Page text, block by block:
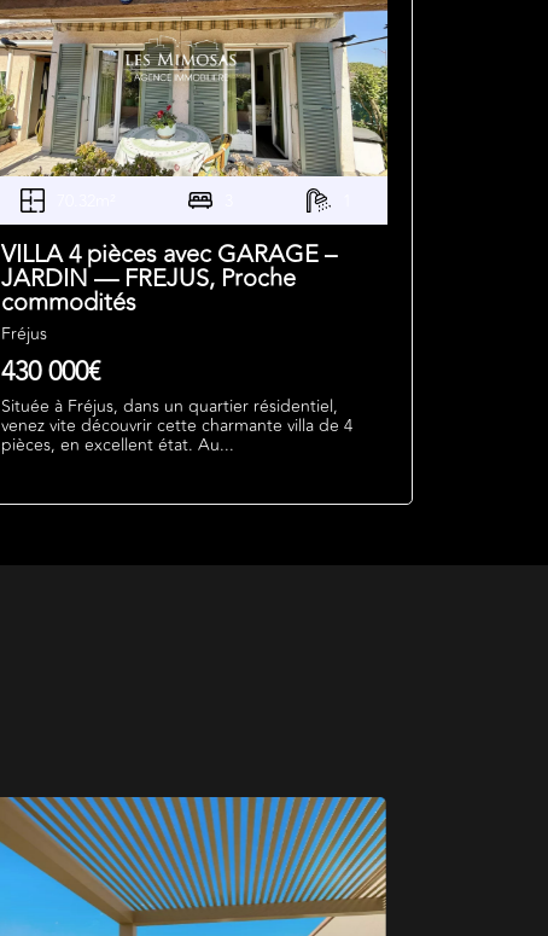
VILLA 4 pièces avec GARAGE –
JARDIN — FREJUS, Proche
commodités
Fréjus
430 000€
Située à Fréjus, dans un quartier résidentiel,
venez vite découvrir cette charmante villa de 4
pièces, en excellent état. Au...